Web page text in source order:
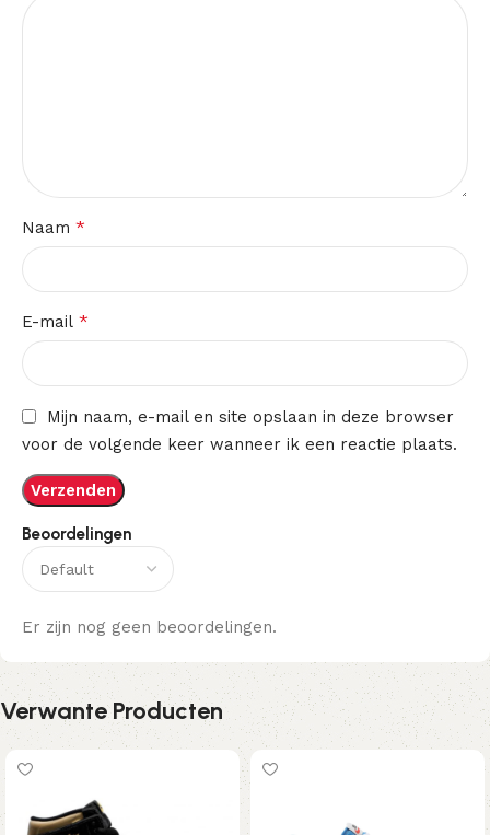
Beoordelingen
Er zijn nog geen beoordelingen.
Naam *
E-mail *
Mijn naam, e-mail en site opslaan in deze browser
voor de volgende keer wanneer ik een reactie plaats.
Verwante Producten